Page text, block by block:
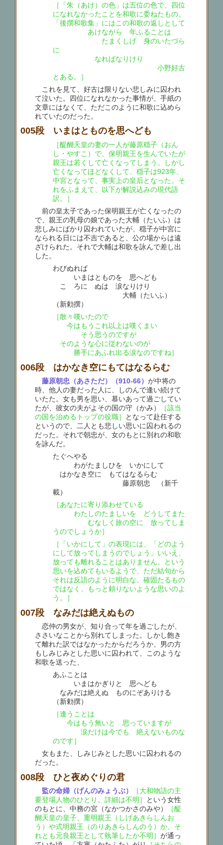
［「朱（あけ）の色」は五位の色で、四位
になれなかったことを和歌に委ねたもの。
「後撰和歌集」にはこの和歌の返しとして
あけながら 年ふることは
たまくしげ 身のいたづら
に
なればなりけり
小野好古
とある。］
これを見て、好古は限りない悲しみに囚われ
て泣いた。四位になれなかった事情が、手紙の
文章にはなくて、ただこのように和歌に込めら
れていたのだった。
005段 いまはとものを思へども
［醍醐天皇の妻の一人が藤原穏子（おん
し・やすこ）で、保明親王を生んでいたが
親王は若くして亡くなってしまう。しかし
亡くなってほどなくして、穏子は923年、
中宮となって、事実上の皇后となった。そ
れをふまえて、以下が解説込みの現代語
訳。］
前の皇太子であった保明親王が亡くなったの
で、親王の乳母の娘であった大輔（たいふ）は
悲しみにばかり囚われていたが、穏子が中宮に
なられる日には不吉であると、公の場からは遠
ざけられた。それで大輔は和歌を詠んで差し出
した。
わびぬれば
いまはとものを 思へども
こゝろにゝぬは 涙なりけり
大輔（たいふ）
（新勅撰）
［散々嘆いたので
今はもうこれ以上は嘆くまい
そう思うのですが
そのような心に従わないのが
勝手にあふれ出る涙なのですね］
006段 はかなき空にもてはなるらむ
藤原朝忠（あさただ）（910-66）が中将の
時、他人の妻だった人に、しのんで逢い続けて
いたた。女も男を思い、慕いあって過ごしてい
たが、彼女の夫がよその国の守（かみ）
［該当
の国を治めるトップの役職］
となって赴任する
というので、二人とも悲しい思いに囚われるの
だった。それで朝忠が、女のもとに別れの和歌
を詠んだ。
たぐへやる
わがたましひを いかにして
はかなき空に もてはなるらむ
藤原朝忠 （新千
載）
［あなたに寄り添わせている
わたしのたましいを どうしてまた
むなしく旅の空に 放ってしま
うのでしょうか］
［「いかにして」の表現には、「どのよう
にして放ってしまうのでしょう」いいえ、
放っても離れることはありません。という
思いを込めてもいるようで、ただ結句から
それは反語のように明白な、確固たるもの
ではなく、もっと頼りないような思いのよ
う。］
007段 なみだは絶えぬもの
恋仲の男女が、知り合って年を過ごしたが、
ささいなことから別れてしまった。しかし飽き
て離れた訳ではなかったからだろうか、男の方
もしみじみとした思いに囚われて、このような
和歌を送った、
あふことは
いまはかぎりと 思へども
なみだは絶えぬ ものにぞありける
（新勅撰）
［逢うことは
今はもう無いと 思っていますが
涙だけは今でも 絶えないものな
のです］
女もまた、しみじみとした思いに囚われるの
だった。
008段 ひと夜めぐりの君
監の命婦（げんのみょうぶ）
［大和物語の主
要登場人物のひとり。詳細は不明］
という女性
のもとに、中務の宮（なかつかさのみや）
［醍
醐天皇の皇子、重明親王（しげあきらしんお
う）や式明親王（のりあきらしんのう）か、そ
れとも元良親王として執筆したか不明］が通っ